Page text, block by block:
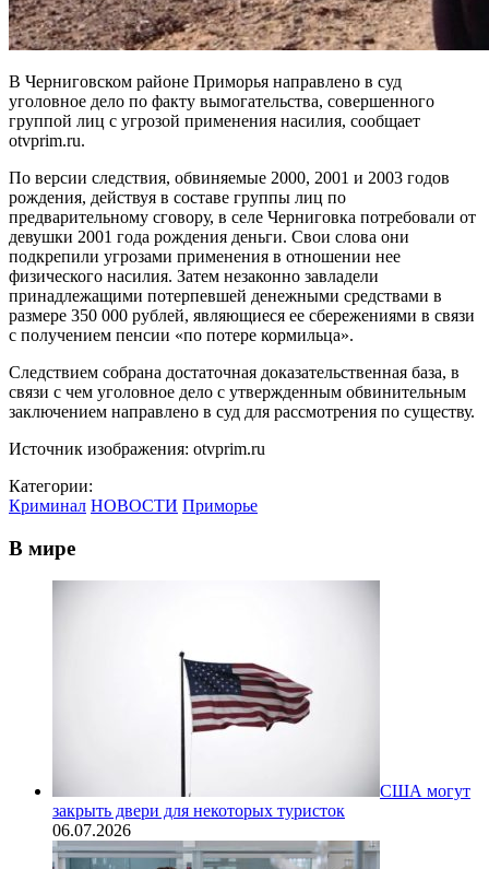
В Черниговском районе Приморья направлено в суд
уголовное дело по факту вымогательства, совершенного
группой лиц с угрозой применения насилия, сообщает
otvprim.ru.
По версии следствия, обвиняемые 2000, 2001 и 2003 годов
рождения, действуя в составе группы лиц по
предварительному сговору, в селе Черниговка потребовали от
девушки 2001 года рождения деньги. Свои слова они
подкрепили угрозами применения в отношении нее
физического насилия. Затем незаконно завладели
принадлежащими потерпевшей денежными средствами в
размере 350 000 рублей, являющиеся ее сбережениями в связи
с получением пенсии «по потере кормильца».
Следствием собрана достаточная доказательственная база, в
связи с чем уголовное дело с утвержденным обвинительным
заключением направлено в суд для рассмотрения по существу.
Источник изображения: otvprim.ru
Категории:
Криминал НОВОСТИ Приморье
В мире
США могут
закрыть двери для некоторых туристок
06.07.2026